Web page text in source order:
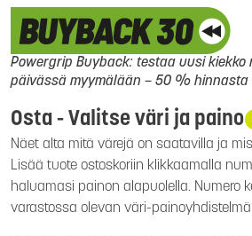
Powergrip Buyback: testaa uusi
päivässä myymälään – 50 % hinnasta
Osta - Valitse väri ja paino
Näet alta mitä värejä on saatavilla ja
Lisää tuote ostoskoriin klikkaamalla
haluamasi painon alapuolella. Numero
varastossa olevan väri-